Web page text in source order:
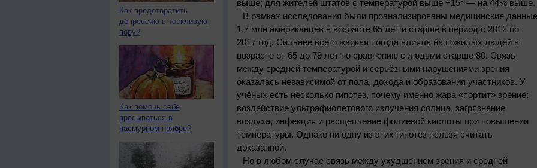
Как предотвратить
депрессию в тоскливую
пору?
Как помочь себе
просыпаться в
пасмурном ноябре?
выше; для жителей штатов с температурой выше +15° — на 44% выше.
В рамках исследования были проанализированы медицинские данные
1,7 млн американцев в возрасте 65 лет и старше в период с 2012 по
2017 год. Сильнее всего жаркая погода влияла на пожилых людей в
возрасте от 65 до 79 лет по сравнению с людьми старше 80. Связь
между средней температурой и серьёзными нарушениями зрения
оказалась независимой от пола, дохода и образования участников. У
учёных есть несколько гипотез, почему именно жара «портит» зрение:
воздействие ультрафиолетового излучения солнца, загрязнение
воздуха, инфекция и расщепление фолиевой кислоты при повышении
температуры. Однако ни одну из этих гипотез нельзя считать
доказанной.
Но в любом случае связь между ухудшением зрения и средней